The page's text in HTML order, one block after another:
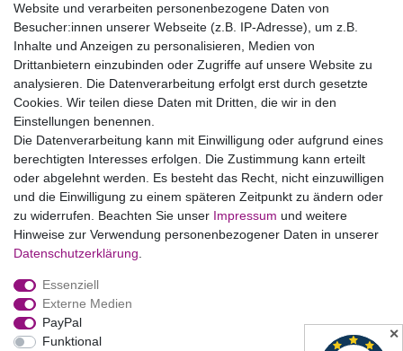
Website und verarbeiten personenbezogene Daten von
Besucher:innen unserer Webseite (z.B. IP-Adresse), um z.B.
Inhalte und Anzeigen zu personalisieren, Medien von
Drittanbietern einzubinden oder Zugriffe auf unsere Website zu
analysieren. Die Datenverarbeitung erfolgt erst durch gesetzte
Cookies. Wir teilen diese Daten mit Dritten, die wir in den
Einstellungen benennen.
Die Datenverarbeitung kann mit Einwilligung oder aufgrund eines
berechtigten Interesses erfolgen. Die Zustimmung kann erteilt
oder abgelehnt werden. Es besteht das Recht, nicht einzuwilligen
und die Einwilligung zu einem späteren Zeitpunkt zu ändern oder
zu widerrufen. Beachten Sie unser Impressum und weitere
Hinweise zur Verwendung personenbezogener Daten in unserer
Daten­schutz­erklärung
Essenziell
Externe Medien
PayPal
Funktional
Bildnachweise
AGB
Vertrag widerrufen
B2BKunden
Zum Händlerbereich
PrivatKunden
Neukundenanmeldung
Mein Konto
Zahlung & Versand ✕